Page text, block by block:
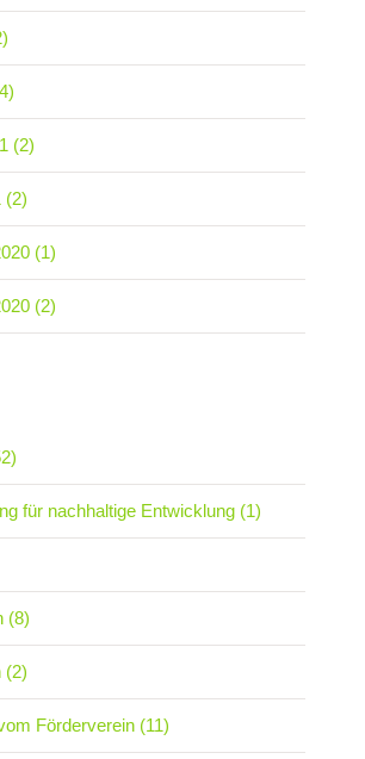
(2)
(2)
(1)
(2)
für nachhaltige Entwicklung (1)
(8)
(2)
Förderverein (11)